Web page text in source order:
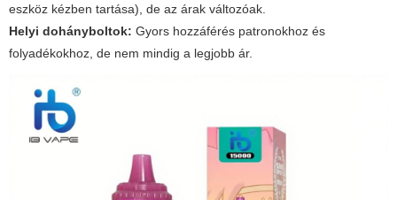
eszköz kézben tartása), de az árak változóak.
Helyi dohányboltok: Gyors hozzáférés patronokhoz és
folyadékokhoz, de nem mindig a legjobb ár.